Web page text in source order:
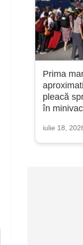
Prima
pleacă
în
iulie 18,